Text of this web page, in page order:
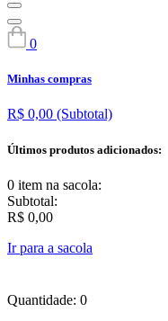
0
Minhas compras
R$ 0,00 (Subtotal)
Últimos produtos adicionados:
0 item na sacola:
Subtotal:
R$ 0,00
Ir para a sacola
Quantidade: 0